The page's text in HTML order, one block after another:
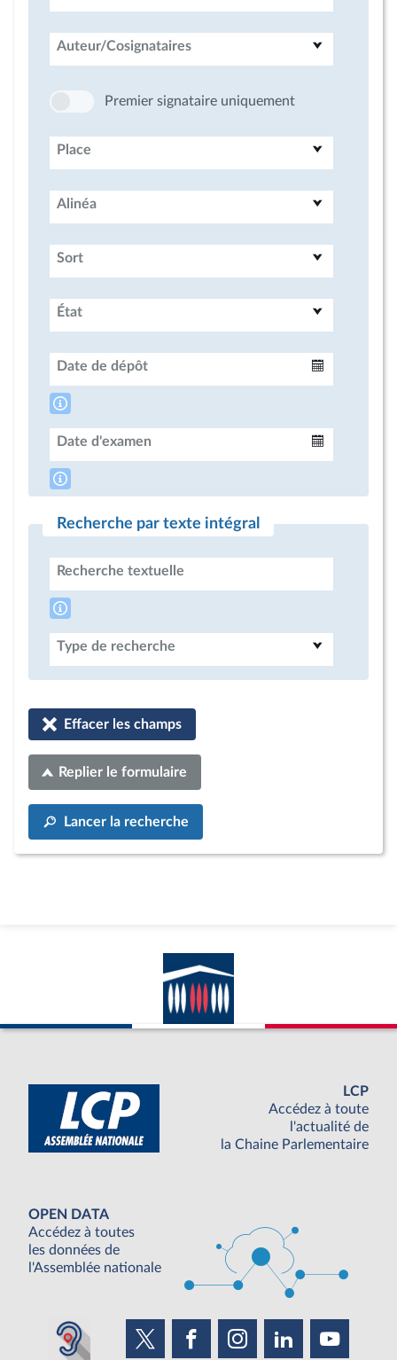
Auteur/Cosignataires
Premier signataire uniquement
Place
Alinéa
Sort
État
Date de dépôt
Date d'examen
Recherche par texte intégral
Recherche textuelle
Type de recherche
Effacer les champs
Replier le formulaire
Lancer la recherche
LCP
Accédez à toute
l'actualité de
la Chaine Parlementaire
OPEN DATA
Accédez à toutes
les données de
l'Assemblée nationale